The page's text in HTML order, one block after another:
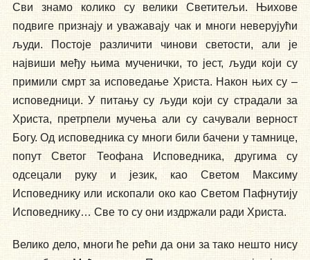
Сви знамо колико су велики Светитељи. Њихове
подвиге признају и уважавају чак и многи неверујући
људи. Постоје различити чинови светости, али је
највиши међу њима мученички, то јест, људи који су
примили смрт за исповедање Христа. Након њих су –
исповедници. У питању су људи који су страдали за
Христа, претрпели мучења али су сачували верност
Богу. Од исповедника су многи били бачени у тамнице,
попут Светог Теофана Исповедника, другима су
одсецали руку и језик, као Светом Максиму
Исповеднику или ископали око као Светом Пафнутију
Исповеднику… Све то су они издржали ради Христа.
Велико дело, многи ће рећи да они за тако нешто нису